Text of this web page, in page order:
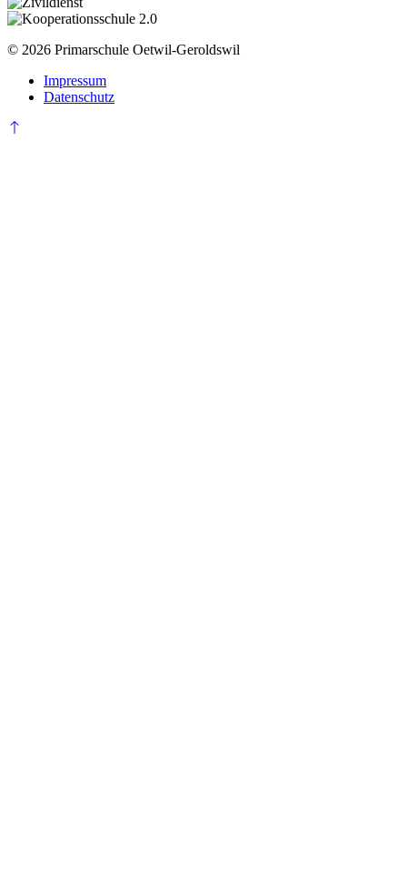
© 2026 Primarschule Oetwil-Geroldswil
Impressum
Datenschutz